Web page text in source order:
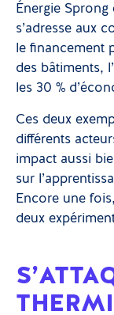
Énergie
s’adresse aux
le financement
des bâtiments,
les 30 %
Ces deux
différents
impact aussi
sur
Encore une
deux